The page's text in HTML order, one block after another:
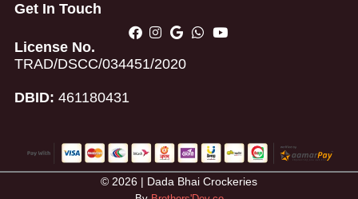
Get In Touch
License No.
TRAD/DSCC/034451/2020
DBID: 461180431
© 2026 | Dada Bhai Crockeries